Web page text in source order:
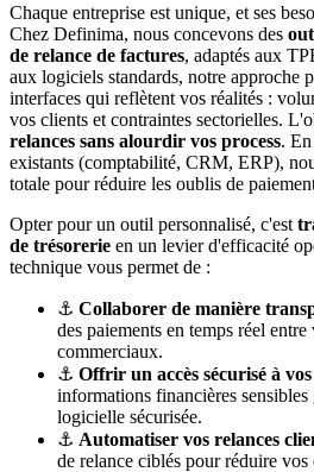
Chaque entreprise est unique, et ses
Chez Definima, nous concevons des
de relance de factures, adaptés aux
aux logiciels standards, notre approche
interfaces qui reflètent vos réalités :
vos clients et contraintes sectorielles.
relances sans alourdir vos process.
existants (comptabilité, CRM, ERP),
totale pour réduire les oublis de
Opter pour un outil personnalisé, c'est
de trésorerie en un levier d'efficacité
technique vous permet de :
⚓ Collaborer de manière
des paiements en temps réel
commerciaux.
⚓ Offrir un accès sécurisé à
informations financières sensibles
logicielle sécurisée.
⚓ Automatiser vos relances
de relance ciblés pour réduire vos